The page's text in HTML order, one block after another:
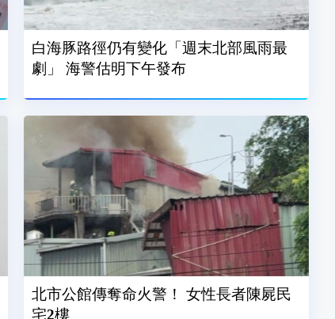
白海豚路徑仍有變化「週末北部風雨最
劇」 海警估明下午發布
北市公館傳奪命火警！ 女性長者陳屍民
宅2樓